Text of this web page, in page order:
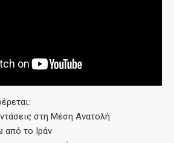
στη Μέση Ανατολή
από το Ιράν